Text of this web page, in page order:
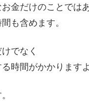
金だけのことでは
も含めます。
でなく
時間がかかりますよ